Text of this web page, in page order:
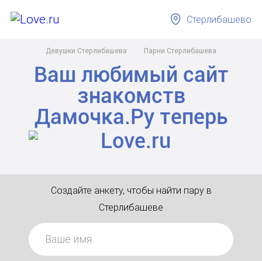
Девушки Стерлибашева Парни Стерлибашева
Стерлибашево
Ваш любимый сайт
знакомств
Дамочка.Рутеперь
Создайте анкету, чтобы найти пару в
Стерлибашеве